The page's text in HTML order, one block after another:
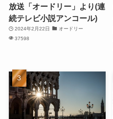
放送「オードリー」より(連
続テレビ小説アンコール)
2024年2月22日
オードリー
37598